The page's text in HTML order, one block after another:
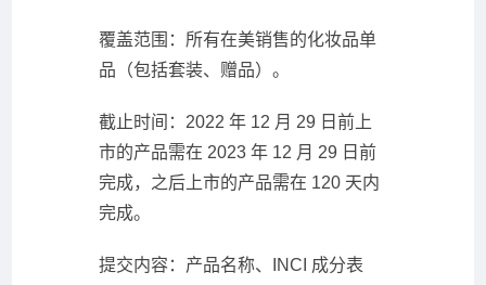
覆盖范围：所有在美销售的化妆品单
品（包括套装、赠品）。
截止时间：2022 年 12 月 29 日前上
市的产品需在 2023 年 12 月 29 日前
完成，之后上市的产品需在 120 天内
完成。
提交内容：产品名称、INCI 成分表